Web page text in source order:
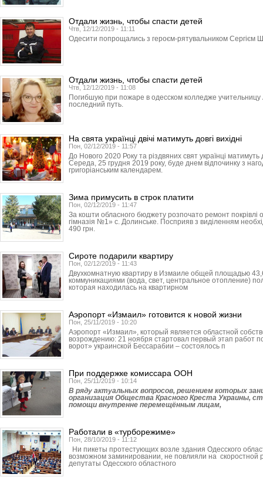
Отдали жизнь, чтобы спасти детей
Чтв, 12/12/2019 - 11:11
Одесити попрощались з героєм-рятувальником Сергієм
Отдали жизнь, чтобы спасти детей
Чтв, 12/12/2019 - 11:08
Погибшую при пожаре в одесском колледже
последний путь.
На свята українці двічі матимуть довгі вихідні
Пон, 02/12/2019 - 11:57
До Нового 2020 Року та різдвяних свят українці матимуть
Середа, 25 грудня 2019 року, буде днем відпочинку з
григоріанським календарем.
Зима примусить в строк платити
Пон, 02/12/2019 - 11:47
За кошти обласного бюджету розпочато ремонт покрівлі
гімназія №1» с. Долинське. Посприяв з виділенням
490 грн.
Сироте подарили квартиру
Пон, 02/12/2019 - 11:43
Двухкомнатную квартиру в Измаиле общей площадью
коммуникациями (вода, свет, центральное отопление)
которая находилась на квартирном
Аэропорт «Измаил» готовится к новой жизни
Пон, 25/11/2019 - 10:20
Аэропорт «Измаил», который является областной
возрождению: 21 ноября стартовал первый этап работ
ворот» украинской Бессарабии – состоялось п
При поддержке комиссара ООН
Пон, 25/11/2019 - 10:14
В ряду актуальных вопросов, решением которых
организация Общества Красного Креста Украины,
помощи внутренне перемещённым лицам,
Работали в «турборежиме»
Пон, 28/10/2019 - 11:12
Ни пикеты протестующих возле здания Одесского
возможном заминировании, не повлияли на скоростной
депутаты Одесского областного